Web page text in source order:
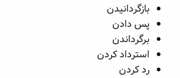
بازگردانیدن
پس دادن
برگرداندن
استرداد کردن
رد کردن